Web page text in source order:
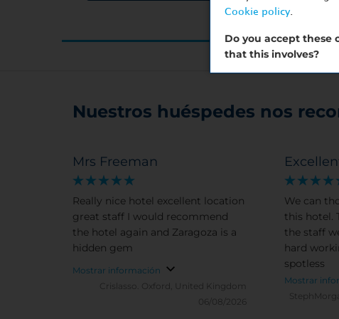
Nuestros huéspedes nos
Mrs Freeman
Really nice hotel excellent location
great staff I would recommend
the hotel again and Zaragoza is a
hidden gem
Mostrar información
Crislasso.
Oxford, United Kingdom
06/08/2026
We can
this hotel.
the staff
hard
spotless
Mostrar
Cookie policy.
Do you accept these
that this involves?